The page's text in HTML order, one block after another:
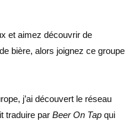
et aimez découvrir de
bière, alors joignez ce groupe
j’ai découvert le réseau
traduire par Beer On Tap qui